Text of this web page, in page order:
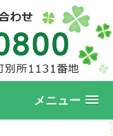
メニュー